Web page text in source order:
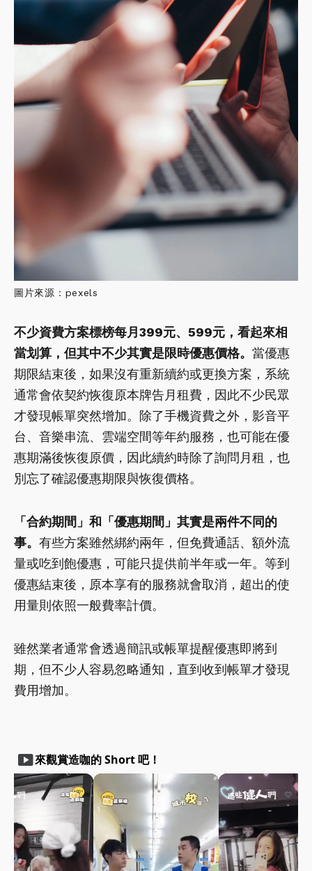
圖片來源：pexels
不少資費方案標榜每月399元、599元，看起來相
當划算，但其中不少其實是限時優惠價格。 當優惠
期限結束後，如果沒有重新續約或更換方案，系統
通常會依契約恢復原本牌告月租費，因此不少民眾
才發現帳單突然增加。除了手機資費之外，影音平
台、音樂串流、雲端空間等年約服務，也可能在優
惠期滿後恢復原價，因此續約時除了詢問月租，也
別忘了確認優惠期限與恢復價格。
「合約期間」和「優惠期間」其實是兩件不同的
事。 有些方案雖然綁約兩年，但免費通話、額外流
量或吃到飽優惠，可能只提供前半年或一年。等到
優惠結束後，原本享有的服務就會取消，超出的使
用量則依照一般費率計價。
雖然業者通常會透過簡訊或帳單提醒優惠即將到
期，但不少人容易忽略通知，直到收到帳單才發現
費用增加。
smart_display來觀賞造咖的 Short 吧！